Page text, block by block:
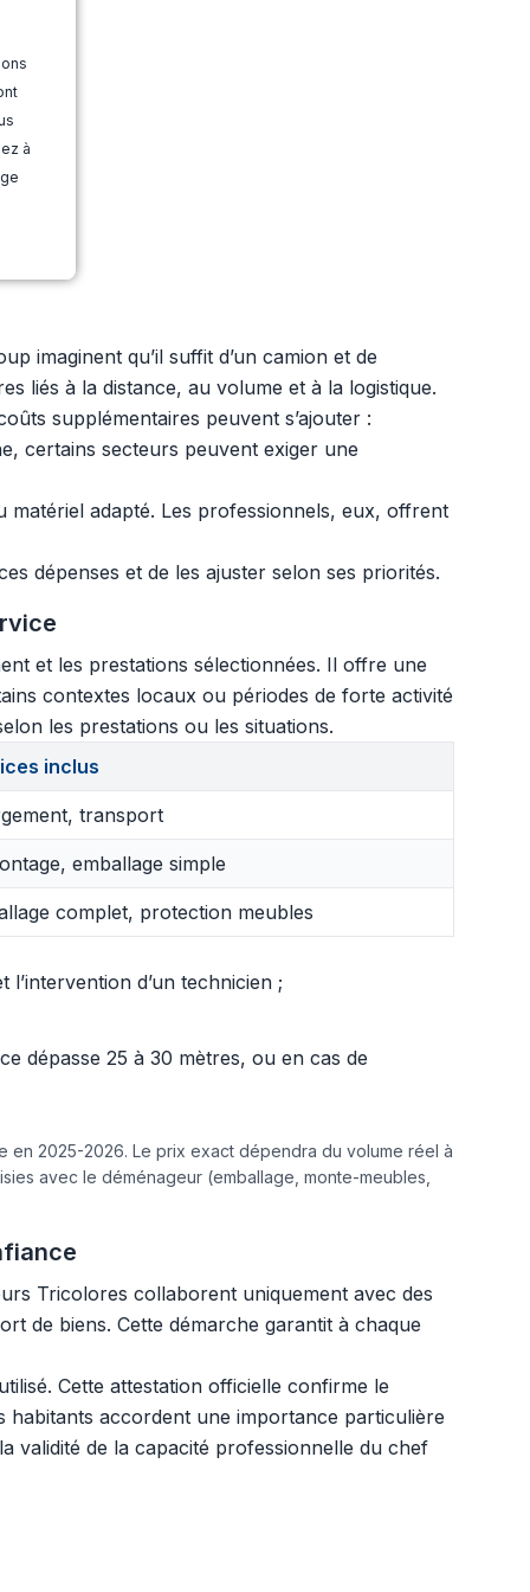
à
imaginent qu’il suffit d’un camion et de
liés à la distance, au volume et à la logistique.
supplémentaires peuvent s’ajouter :
certains secteurs peuvent exiger une
adapté. Les professionnels, eux, offrent
dépenses et de les ajuster selon ses priorités.
et les prestations sélectionnées. Il offre une
contextes locaux ou périodes de forte activité
les prestations ou les situations.
inclus
transport
emballage simple
complet, protection meubles
d’un technicien ;
dépasse 25 à 30 mètres, ou en cas de
en 2025-2026. Le prix exact dépendra du volume réel à
avec le déménageur (emballage, monte-meubles,
Tricolores collaborent uniquement avec des
de biens. Cette démarche garantit à chaque
Cette attestation officielle confirme le
accordent une importance particulière
validité de la capacité professionnelle du chef